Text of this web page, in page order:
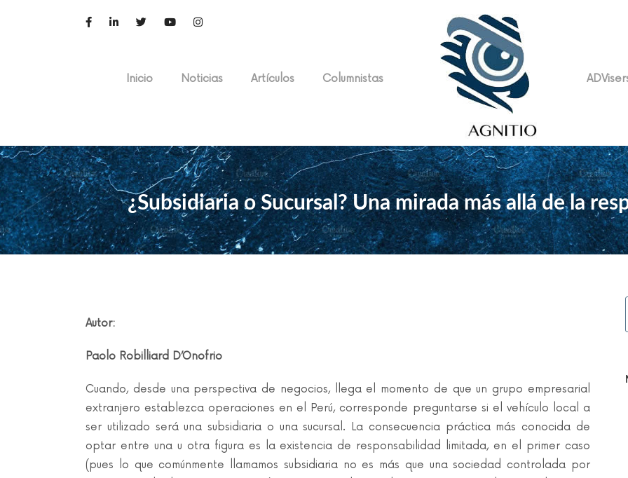
Inicio Noticias Artículos Columnistas
¿Subsidiaria o Sucursal? Una mirada más allá de la
Autor:
Paolo Robilliard D’Onofrio
Cuando, desde una perspectiva de negocios, llega el momento de que un grupo empresarial
extranjero establezca operaciones en el Perú, corresponde preguntarse si el vehículo local a
ser utilizado será una subsidiaria o una sucursal. La consecuencia práctica más conocida de
optar entre una u otra figura es la existencia de responsabilidad limitada, en el primer caso
(pues lo que comúnmente llamamos subsidiaria no es más que una sociedad controlada por